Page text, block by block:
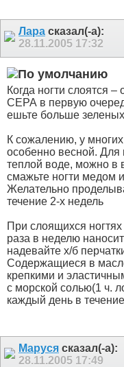
Лара сказал(-а):
28.11.2005 17:32
Когда ногти слоятся
СЕРА в первую
ешьте больше
К сожалению, у
особенно весной. Для
теплой воде, можно в
смажьте ногти медом
Желательно
течение 2-х недель
При слоящихся
раза в неделю
надевайте х/б
Содержащиеся в
крепкими и
с морской солью(1 ч.
каждый день в
Маруся сказал(-а):
28.11.2005 17:49